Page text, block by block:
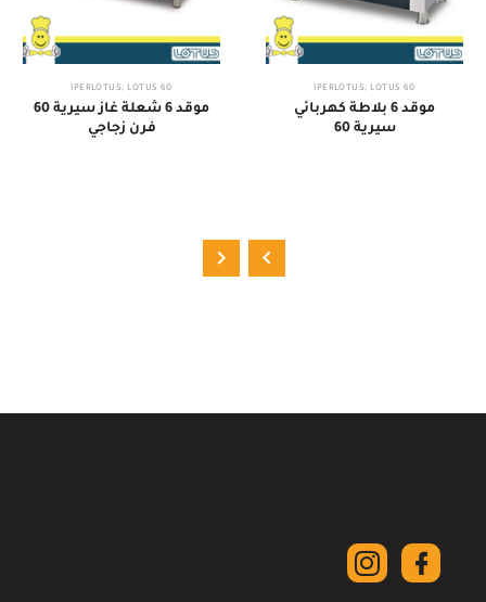
60 IPERLOTUS
, LOTUS
موقد 6 بلاطة كهربائي
سيرية 60
60 IPERLOTUS
, LOTUS
موقد 6 شعلة غاز سيرية 60
فرن زجاجي